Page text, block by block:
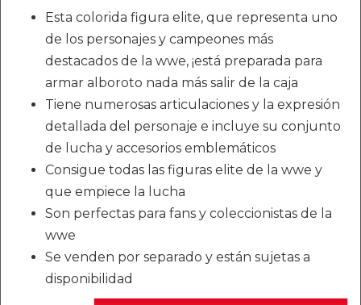
Esta colorida figura elite, que representa uno
de los personajes y campeones más
destacados de la wwe, ¡está preparada para
armar alboroto nada más salir de la caja
Tiene numerosas articulaciones y la expresión
detallada del personaje e incluye su conjunto
de lucha y accesorios emblemáticos
Consigue todas las figuras elite de la wwe y
que empiece la lucha
Son perfectas para fans y coleccionistas de la
wwe
Se venden por separado y están sujetas a
disponibilidad